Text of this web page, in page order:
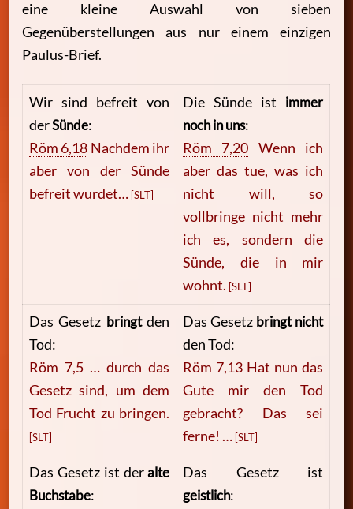
eine kleine Auswahl von sieben
Gegenüberstellungen aus nur einem einzigen
Paulus-Brief.
Wir sind befreit von
derSünde:
Röm 6,18 Nachdem ihr
aber von der Sünde
befreit wurdet… [SLT]
Die Sünde ist immer
noch in uns:
Röm 7,20
Wenn ich
aber das tue, was ich
nicht will, so
vollbringe nicht mehr
ich es, sondern die
Sünde, die in mir
wohnt. [SLT]
Das Gesetz bringtden
Tod:
Röm 7,5 … durch das
Gesetz sind, um dem
Tod Frucht zu bringen.
[SLT]
Das Gesetz bringt nicht
den Tod:
Röm 7,13 Hat nun das
Gute mir den Tod
gebracht? Das sei
ferne! … [SLT]
Das Gesetz ist deralte
Buchstabe:
Das Gesetz ist
geistlich: